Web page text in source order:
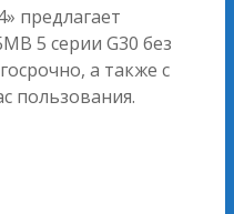
предлагает
5 серии G30 без
а также с
пользования.